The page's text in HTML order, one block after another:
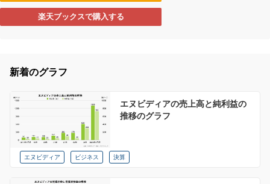
楽天ブックスで購入する
新着のグラフ
エヌビディアの売上高と純利益の
推移のグラフ
エヌビディア ビジネス 決算